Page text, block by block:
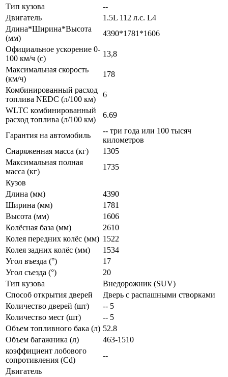
Тип кузова
--
Двигатель
1.5L 112 л.с. L4
Длина*Ширина*Высота
(мм)
4390*1781*1606
Официальное ускорение 0-
100 км/ч (с)
13,8
Максимальная скорость
(км/ч)
178
Комбинированный расход
топлива NEDC (л/100 км)
6
WLTC комбинированный
расход топлива (л/100 км)
6.69
Гарантия на автомобиль
-- три года или 100 тысяч
километров
Снаряженная масса (кг)
1305
Максимальная полная
масса (кг)
1735
Кузов
Длина (мм)
4390
Ширина (мм)
1781
Высота (мм)
1606
Колёсная база (мм)
2610
Колея передних колёс (мм) 1522
Колея задних колёс (мм)
1534
Угол въезда (°)
17
Угол съезда (°)
20
Тип кузова
Внедорожник (SUV)
Способ открытия дверей
Дверь с распашными створками
Количество дверей (шт)
-- 5
Количество мест (шт)
-- 5
Объем топливного бака (л) 52.8
Объем багажника (л)
463-1510
коэффициент лобового
сопротивления (Cd)
--
Двигатель